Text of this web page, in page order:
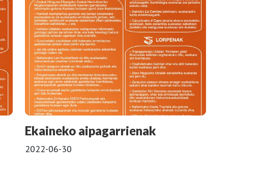
Ekaineko aipagarrienak
2022-06-30